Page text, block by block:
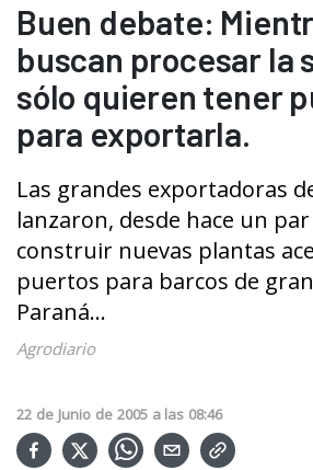
Buen debate:
buscan procesar la
sólo quieren tener
para exportarla.
Las grandes exportadoras
lanzaron, desde hace un
construir nuevas plantas
puertos para barcos de
Paraná...
Agrodiario
22 de Junio de 2005 a las 08:46